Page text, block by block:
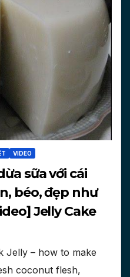
VIDEO
sữa với cái
béo, đẹp như
Jelly Cake
Jelly – how to make
coconut flesh,